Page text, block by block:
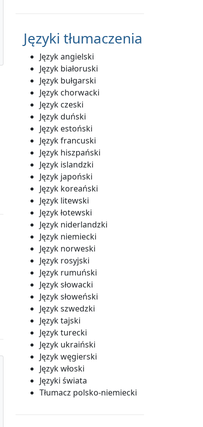
Języki tłumaczenia
Język angielski
Język białoruski
Język bułgarski
Język chorwacki
Język czeski
Język duński
Język estoński
Język francuski
Język hiszpański
Język islandzki
Język japoński
Język koreański
Język litewski
Język łotewski
Język niderlandzki
Język niemiecki
Język norweski
Język rosyjski
Język rumuński
Język słowacki
Język słoweński
Język szwedzki
Język tajski
Język turecki
Język ukraiński
Język węgierski
Język włoski
Języki świata
Tłumacz polsko-niemiecki